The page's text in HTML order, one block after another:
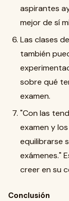
aspirantes
mejor de sí
Las clases
también
sobre qué
examen.
"Con las
examen y
equilibrarse
exámenes."
creer en su
Conclusión